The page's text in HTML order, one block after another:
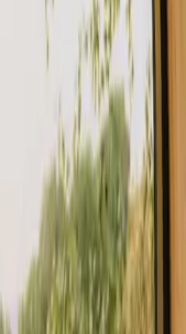
combina
Do Norte e